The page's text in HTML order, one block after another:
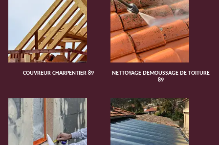
COUVREUR CHARPENTIER 89
NETTOYAGE DEMOUSSAGE DE TOITURE
89